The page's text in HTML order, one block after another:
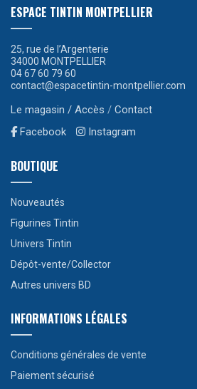
ESPACE TINTIN MONTPELLIER
25, rue de l’Argenterie
34000 MONTPELLIER
04 67 60 79 60
contact@espacetintin-montpellier.com
Le magasin / Accès / Contact
Facebook
Instagram
BOUTIQUE
Nouveautés
Figurines Tintin
Univers Tintin
Dépôt-vente/Collector
Autres univers BD
INFORMATIONS LÉGALES
Conditions générales de vente
Paiement sécurisé